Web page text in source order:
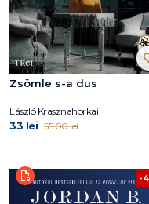
Zsömle s-a dus
László Krasznahorkai
33 lei 55.00 lei
-